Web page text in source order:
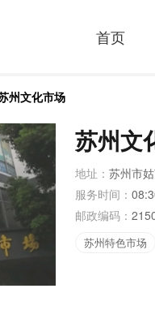
首页
州文化市场
苏州文
地址： 苏州市
服务时间：
邮政编码：
苏州特色市场